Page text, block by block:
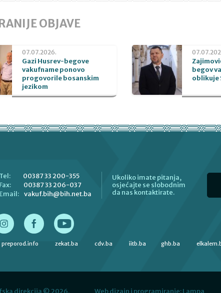
OBJAVE
07.07.2026.
Gazi Husrev-begove
vakufname ponovo
progovorile bosanskim
jezikom
begov
oblikuje
Tel:
00387 33 200-355
Fax:
00387 33 206-037
Email:
vakuf.bih@bih.net.ba
Ukoliko imate pitanja,
osjećajte se slobodnim
da nas kontaktirate.
preporod.info zekat.ba cdv.ba iitb.ba ghb.ba
direkcija © 2026. Web dizajn i programiranje:Lampa